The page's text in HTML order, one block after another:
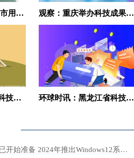
全球简讯:湖北省黄冈市用好人才第一资源激发创新第一动力 观察：重庆举办科技成果进区县暨万达开云科技成果对接活动
环球微速讯：天津市科技局积极推动科技领军（培育）企业发展 环球时讯：黑龙江省科技成果产业化直通车暨生物经济专场对接路演活动在哈尔滨召开
22H2已开始准备 2024年推出Windows12系统？